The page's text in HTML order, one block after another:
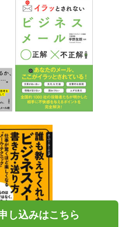
し込みはこちら